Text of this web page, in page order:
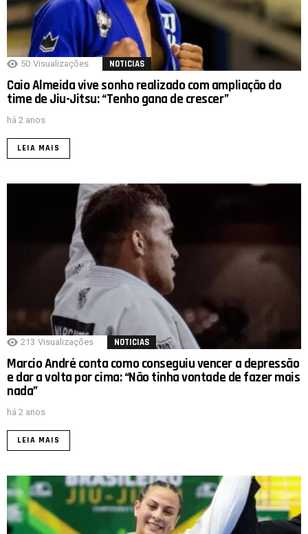
50 Visualizações NOTICIAS
Caio Almeida vive sonho realizado com ampliação do
time de Jiu-Jitsu: “Tenho gana de crescer”
há 2 anos
LEIA MAIS
213 Visualizações NOTICIAS
Marcio André conta como conseguiu vencer a depressão
e dar a volta por cima: “Não tinha vontade de fazer mais
nada”
há 2 anos
LEIA MAIS